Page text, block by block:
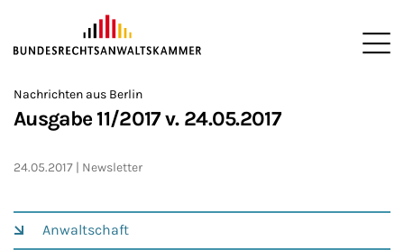
ZUM HAUPTINHALT SPRINGEN
Sie befinden sich hier:
>
Startseite
>
Newsroom
Nachrichten aus Berlin
Ausgabe 11/2017 v. 24.05.2017
24.05.2017 Newsletter
Anwaltschaft